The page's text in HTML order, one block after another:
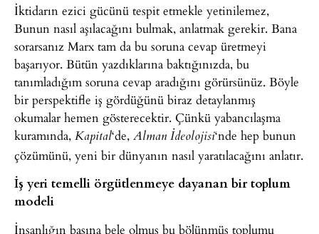
İktidarın ezici gücünü tespit etmekle yetinilemez,
Bunun nasıl aşılacağını bulmak, anlatmak gerekir. Bana
sorarsanız Marx tam da bu soruna cevap üretmeyi
başarıyor. Bütün yazdıklarına baktığınızda, bu
tanımladığım soruna cevap aradığını görürsünüz. Böyle
bir perspektifle iş gördüğünü biraz detaylanmış
okumalar hemen gösterecektir. Çünkü yabancılaşma
kuramında, Kapital‘de, Alman İdeolojisi‘nde hep bunun
çözümünü, yeni bir dünyanın nasıl yaratılacağını anlatır.
İş yeri temelli örgütlenmeye dayanan bir toplum
modeli
İnsanlığın başına bele olmuş bu bölünmüş toplumu